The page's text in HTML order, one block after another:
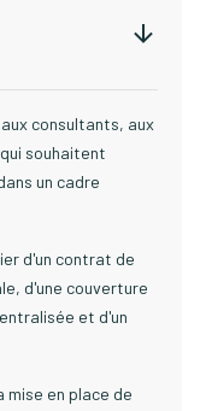
consultants, aux
souhaitent
un cadre
d'un contrat de
d'une couverture
et d'un
en place de